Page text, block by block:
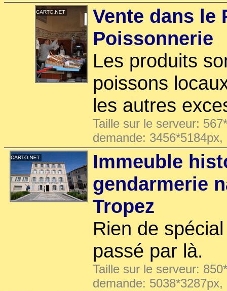
Vente dans le
Poissonnerie
Les produits
poissons
les autres
Taille sur le serveur:
demande:
Immeuble
gendarmerie
Tropez
Rien de
passé par là.
Taille sur le serveur:
demande: